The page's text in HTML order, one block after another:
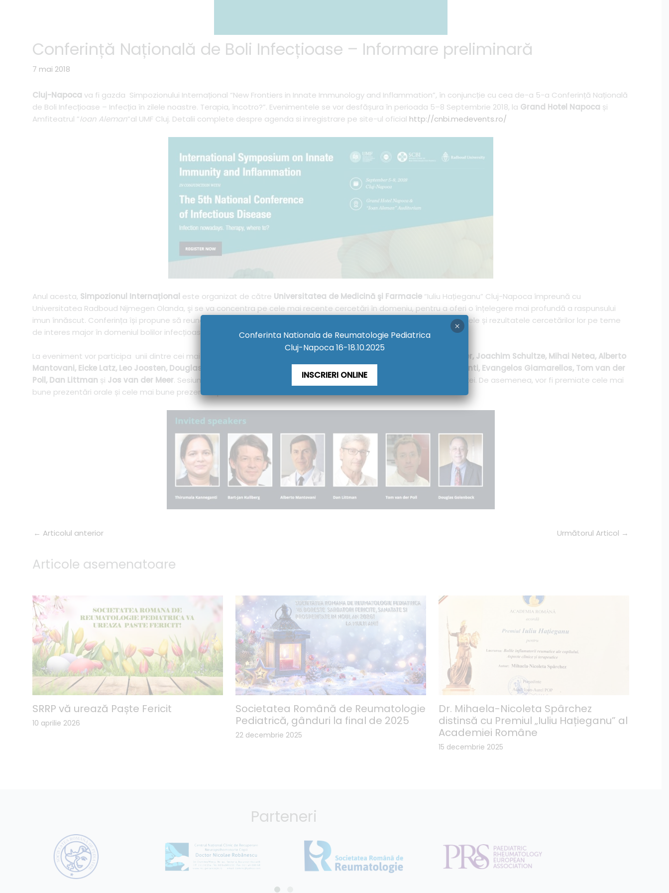
Conferință Națională de Boli Infecțioase – Informare preliminară
7 mai 2018
Cluj-Napoca va fi gazda Simpozionului Internațional “New Frontiers in Innate Immunology and Inflammation”, în conjuncție cu cea de-a 5-a Conferință Națională
de Boli Infecțioase – Infecția în zilele noastre. Terapia, încotro?”. Evenimentele se vor desfășura în perioada 5–8 Septembrie 2018, la Grand Hotel Napoca și
Amfiteatrul ”Ioan Aleman”al UMF Cluj. Detalii complete despre agenda si inregistrare pe site-ul oficial http://cnbi.medevents.ro/
Anul acesta, Simpozionul Internațional este organizat de către Universitatea de Medicină şi Farmacie“Iuliu Hațieganu” Cluj-Napoca împreună cu
Universitatea Radboud Nijmegen Olanda, şi se va concentra pe cele mai recente cercetări în domeniu, pentru a oferi o înțelegere mai profundă a raspunsului
imun înnăscut. Conferința își propune să reunească experți de renume din întreaga lume pentru a împărtăși experiențele și rezultatele cercetărilor lor pe teme
de interes major în domeniul bolilor infecțioase: inflamație, microbiom și imunometabolism.
La eveniment vor participa unii dintre cei mai mari experți la nivel global:
Charles Dinarello, Luke’O’Neill, Ramnik Xavier, Joachim Schultze, Mihai Netea, Alberto
Mantovani, Eicke Latz, Leo Joosten, Douglas Golenbock, Ioana BerindanNeagoe, Herbert Tilg, Thirumala Kanneganti, Evangelos Giamarellos, Tom van der
Poll, Dan Littman și Jos van der Meer. Sesiuni speciale, postere și prezentări orale vor fi incluse în programul conferinței. De asemenea, vor fi premiate cele mai
bune prezentări orale și cele mai bune prezentări poster.
← Articolul anterior Următorul Articol →
Articole asemenatoare
SRRP vă urează Paște Fericit
10 aprilie 2026
Societatea Română de Reumatologie
Pediatrică, gânduri la final de 2025
22 decembrie 2025
Dr. Mihaela-Nicoleta Spârchez
distinsă cu Premiul „Iuliu Hațieganu” al
Academiei Române
15 decembrie 2025
Parteneri
Conferinta Nationala de Reumatologie Pediatrica
Cluj-Napoca 16-18.10.2025
INSCRIERI ONLINE
×